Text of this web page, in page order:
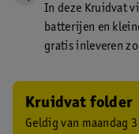
In deze Kruidvat
batterijen en
gratis inleveren
Kruidvat folder
Geldig van maandag